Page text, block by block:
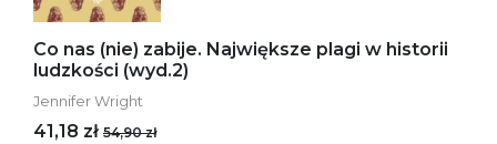
Co nas (nie) zabije. Największe plagi w historii
ludzkości (wyd.2)
Jennifer Wright
41,18 zł 54,90 zł